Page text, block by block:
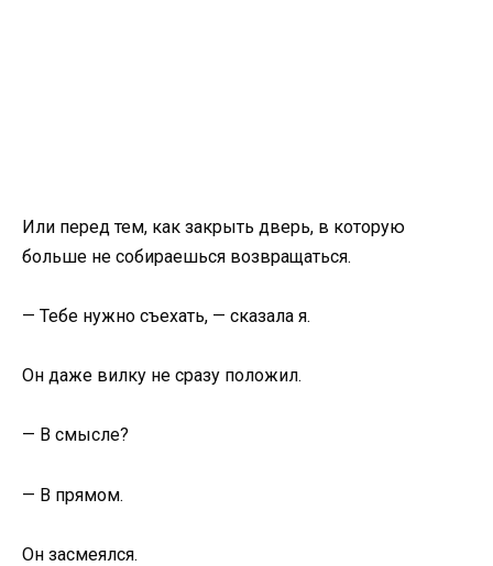
Или перед тем, как закрыть дверь, в которую
больше не собираешься возвращаться.
— Тебе нужно съехать, — сказала я.
Он даже вилку не сразу положил.
— В смысле?
— В прямом.
Он засмеялся.